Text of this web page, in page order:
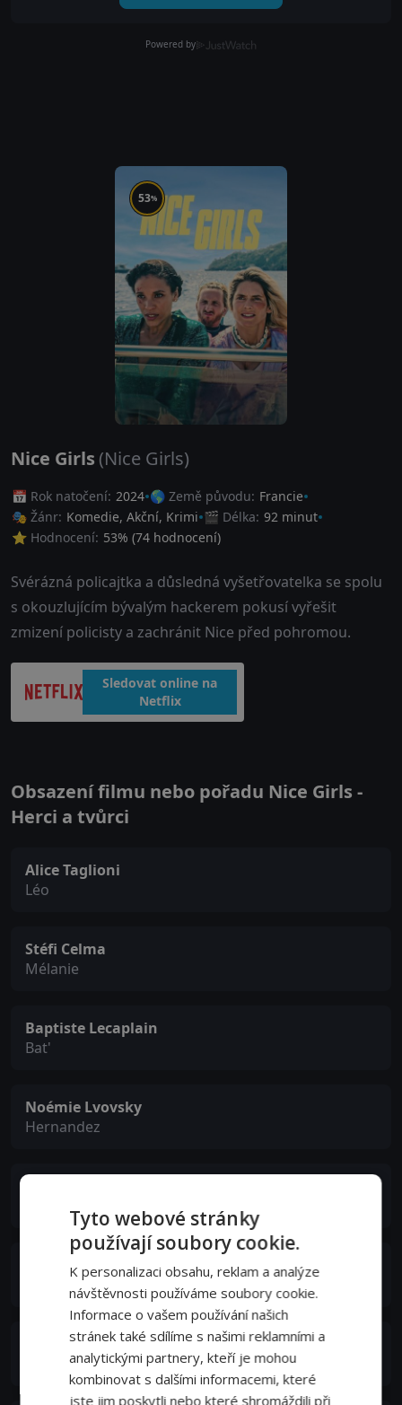
Powered by
53%
Nice Girls (Nice Girls)
📅 Rok natočení: 2024 🌎 Země původu: Francie
🎭 Žánr: Komedie, Akční, Krimi 🎬 Délka: 92 minut
⭐ Hodnocení: 53% (74 hodnocení)
Svérázná policajtka a důsledná vyšetřovatelka se spolu
s okouzlujícím bývalým hackerem pokusí vyřešit
zmizení policisty a zachránit Nice před pohromou.
Sledovat online na
Netflix
Obsazení filmu nebo pořadu Nice Girls -
Herci a tvůrci
Alice Taglioni
Léo
Stéfi Celma
Mélanie
Baptiste Lecaplain
Bat'
Noémie Lvovsky
Hernandez
Benjamin Baroche
Jess Liaudin
Tyto webové stránky
používají soubory cookie.
K personalizaci obsahu, reklam a analýze
návštěvnosti používáme soubory cookie.
Informace o vašem používání našich
stránek také sdílíme s našimi reklamními a
analytickými partnery, kteří je mohou
kombinovat s dalšími informacemi, které
jste jim poskytli nebo které shromáždili při